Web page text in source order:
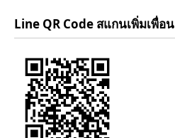
Line QR Code สแกนเพิ่มเพื่อน